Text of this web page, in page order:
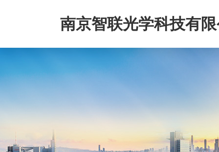
南京智联光学科技有